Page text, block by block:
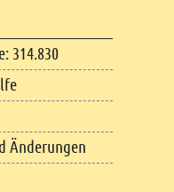
314.830
Änderungen